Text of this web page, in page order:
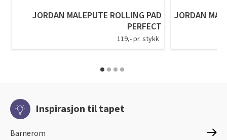
JORDAN MALEPUTE ROLLING PAD
PERFECT
119,- pr. stykk
JORDAN
Inspirasjon til tapet
Barnerom